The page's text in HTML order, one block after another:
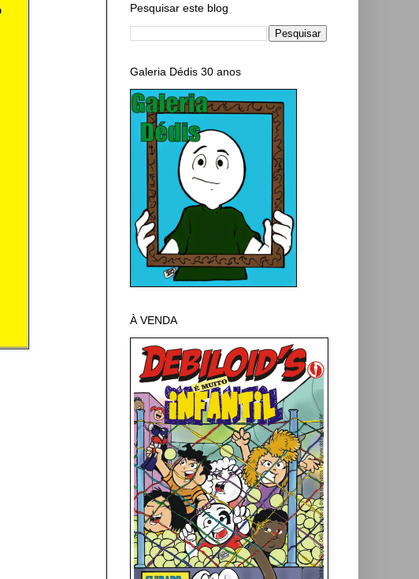
Pesquisar este blog
Galeria Dédis 30 anos
À VENDA